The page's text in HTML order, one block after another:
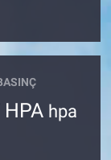
hpa